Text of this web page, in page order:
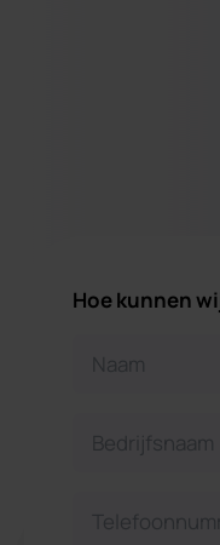
Hoe kunnen